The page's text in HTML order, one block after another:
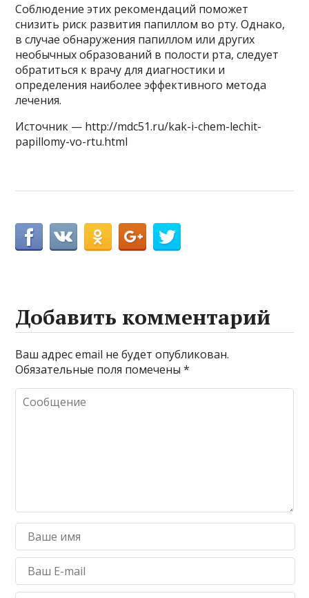
Соблюдение этих рекомендаций поможет
снизить риск развития папиллом во рту. Однако,
в случае обнаружения папиллом или других
необычных образований в полости рта, следует
обратиться к врачу для диагностики и
определения наиболее эффективного метода
лечения.
Источник — http://mdc51.ru/kak-i-chem-lechit-
papillomy-vo-rtu.html
Добавить комментарий
Ваш адрес email не будет опубликован.
Обязательные поля помечены*